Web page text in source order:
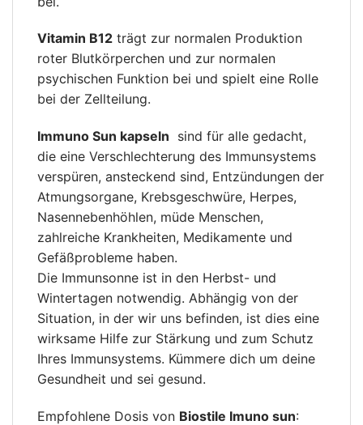
Vitamin B12 trägt zur normalen Produktion
roter Blutkörperchen und zur normalen
psychischen Funktion bei und spielt eine Rolle
bei der Zellteilung.
Immuno Sun kapseln sind für alle gedacht,
die eine Verschlechterung des Immunsystems
verspüren, ansteckend sind, Entzündungen der
Atmungsorgane, Krebsgeschwüre, Herpes,
Nasennebenhöhlen, müde Menschen,
zahlreiche Krankheiten, Medikamente und
Gefäßprobleme haben.
Die Immunsonne ist in den Herbst- und
Wintertagen notwendig. Abhängig von der
Situation, in der wir uns befinden, ist dies eine
wirksame Hilfe zur Stärkung und zum Schutz
Ihres Immunsystems. Kümmere dich um deine
Gesundheit und sei gesund.
Empfohlene Dosis von Biostile Imuno sun: